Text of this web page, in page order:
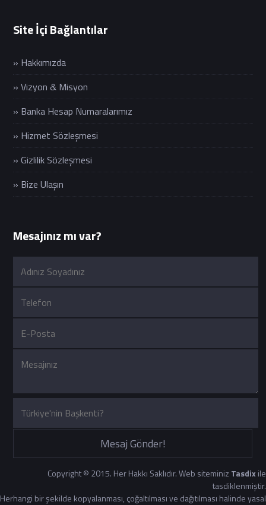
Site İçi Bağlantılar
» Hakkımızda
» Vizyon & Misyon
» Banka Hesap Numaralarımız
» Hizmet Sözleşmesi
» Gizlilik Sözleşmesi
» Bize Ulaşın
Mesajınız mı var?
Mesaj Gönder!
Copyright © 2015. Her Hakkı Saklıdır. Web siteminiz Tasdixile
tasdiklenmiştir.
Herhangi bir şekilde kopyalanması, çoğaltılması ve dağıtılması halinde yasal